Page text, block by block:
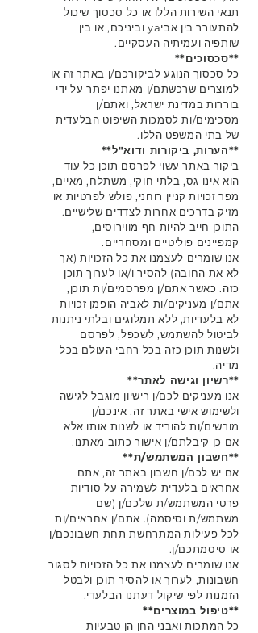
תנאי השירות הללו או כל סכסוך שיכול
להתעורר בין אביya וביניכם, או בין
שותפיה ועמיתיה העסקיים.
**סכסוכים**
כל סכסוך הנוגע לביקורכם/ן באתר זה או
למוצרים שרכשתם/ן מאתנו יפתר על ידי
בוררות במדינת ישראל, ואתם/ן
מסכימים/ות לסמכות השיפוט הבלעדית
של בתי המשפט הללו.
**הערות, ביקורות ודוא"ל**
ביקור באתר עשוי לפרסם תוכן כל עוד
הוא אינו גס, בלתי חוקי, משתלח, מאיים,
מפר זכויות קניין רוחני, פולש לפרטיות או
מזיק בדרכים אחרות לצדדים שלישיים.
התוכן חייב להיות חף מווירוסים,
קמפיינים פוליטיים ומסחריים.
אנו שומרים לעצמנו את כל הזכויות (אך
לא את החובה) להסיר ו/או לערוך תוכן
כזה. כאשר אתם/ן מפרסמים/ות תוכן,
אתם/ן מעניקים/ות לאביה הופמן זכויות
לא בלעדיות, ללא תמלוגים ובלתי ניתנות
לביטול להשתמש, לשכפל, לפרסם
ולשנות תוכן כזה בכל רחבי העולם בכל
מדיה.
**רשיון וגישה לאתר**
אנו מעניקים לכם/ן רישיון מוגבל לגישה
ולשימוש אישי באתר זה. אינכם/ן
מורשים/ות להוריד או לשנות אותו אלא
אם כן קיבלתם/ן אישור כתוב מאתנו.
**חשבון המשתמש/ת**
אם יש לכם/ן חשבון באתר זה, אתם
אחראים בלעדית לשמירה על סודיות
פרטי המשתמש/ת שלכם/ן (שם
משתמש/ת וסיסמה). אתם/ן אחראים/ות
לכל פעילות המתרחשת תחת חשבונכם/ן
או סיסמתכם/ן.
אנו שומרים לעצמנו את כל הזכויות לסגור
חשבונות, לערוך או להסיר תוכן ולבטל
הזמנות לפי שיקול דעתנו הבלעדי.
**טיפול במוצרים**
כל המתכות ואבני החן הן טבעיות